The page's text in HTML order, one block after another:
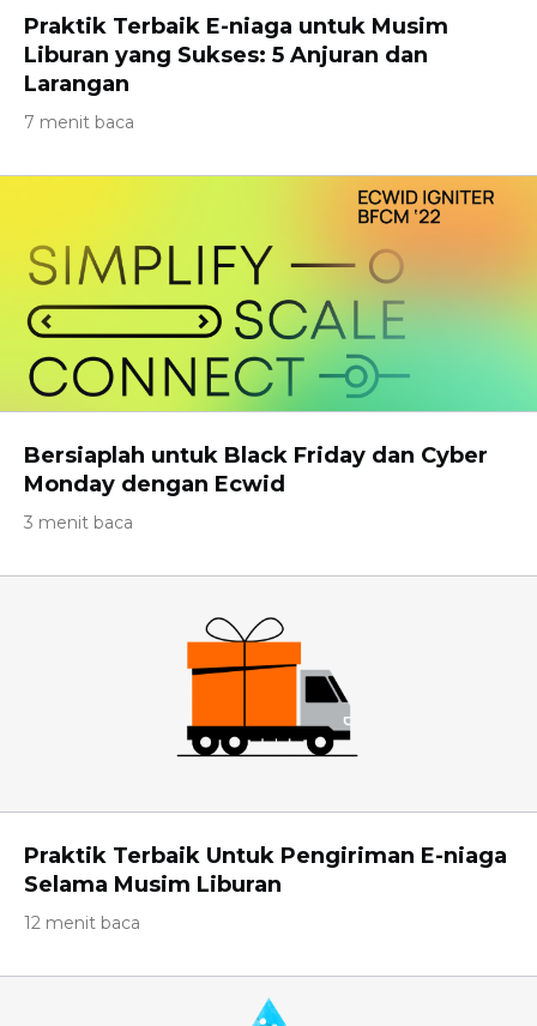
Praktik Terbaik E-niaga untuk Musim
Liburan yang Sukses: 5 Anjuran dan
Larangan
7 menit baca
Bersiaplah untuk Black Friday dan Cyber ​​
Monday dengan Ecwid
3 menit baca
Praktik Terbaik Untuk Pengiriman E-niaga
Selama Musim Liburan
12 menit baca